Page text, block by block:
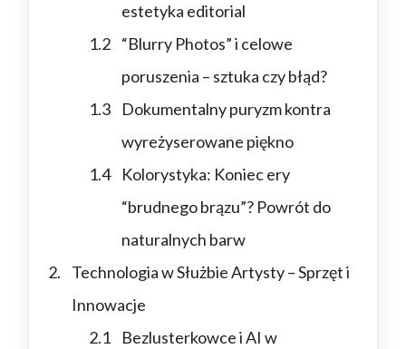
estetyka editorial
“Blurry Photos” i celowe
poruszenia – sztuka czy błąd?
Dokumentalny puryzm kontra
wyreżyserowane piękno
Kolorystyka: Koniec ery
“brudnego brązu”? Powrót do
naturalnych barw
Technologia w Służbie Artysty – Sprzęt i
Innowacje
Bezlusterkowce i AI w